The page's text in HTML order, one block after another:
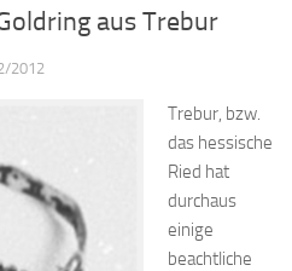
aus Trebur
2012
Trebur, bzw.
das hessische
Ried hat
durchaus
einige
beachtliche